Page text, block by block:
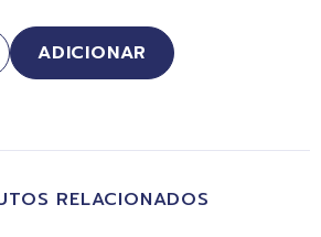
ADICIONAR
RELACIONADOS